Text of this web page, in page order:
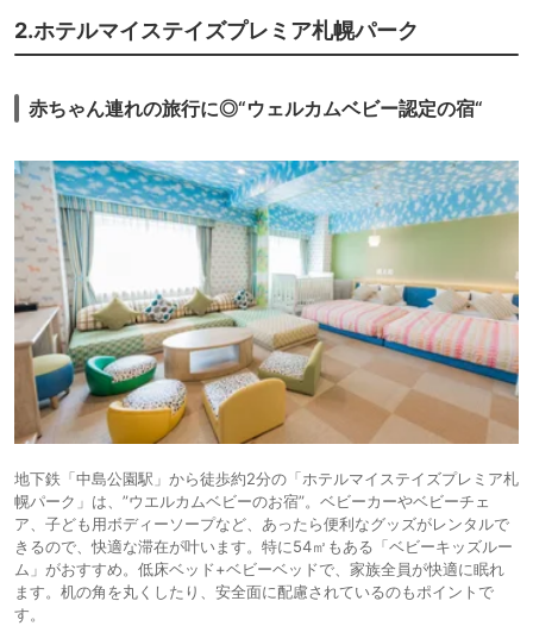
2.ホテルマイステイズプレミア札幌パーク
赤ちゃん連れの旅行に◎“ウェルカムベビー認定の宿“
地下鉄「中島公園駅」から徒歩約2分の「ホテルマイステイズプレミア札
幌パーク」は、”ウエルカムベビーのお宿”。ベビーカーやベビーチェ
ア、子ども用ボディーソープなど、あったら便利なグッズがレンタルで
きるので、快適な滞在が叶います。特に54㎡もある「ベビーキッズルー
ム」がおすすめ。低床ベッド+ベビーベッドで、家族全員が快適に眠れ
ます。机の角を丸くしたり、安全面に配慮されているのもポイントで
す。